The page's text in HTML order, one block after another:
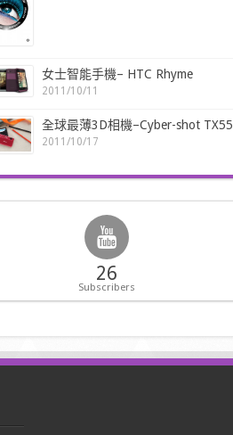
女士智能手機– HTC Rhyme
2011/10/11
全球最薄3D相機–Cyber-shot TX55
2011/10/17
26
Subscribers